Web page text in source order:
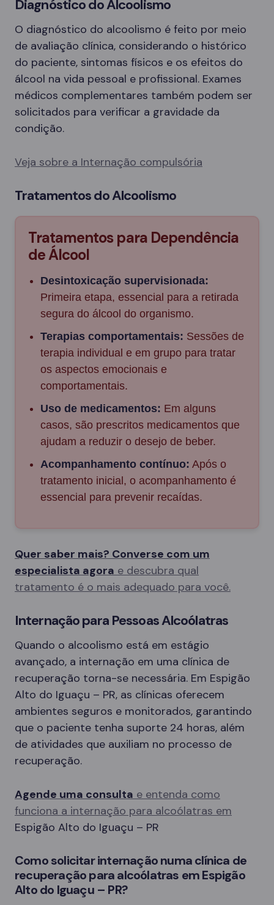
Diagnóstico do Alcoolismo
O diagnóstico do alcoolismo é feito por meio
de avaliação clínica, considerando o histórico
do paciente, sintomas físicos e os efeitos do
álcool na vida pessoal e profissional. Exames
médicos complementares também podem ser
solicitados para verificar a gravidade da
condição.
Veja sobre a Internação compulsória
Tratamentos do Alcoolismo
Tratamentos para Dependência
de Álcool
Desintoxicação supervisionada:
Primeira etapa, essencial para a retirada
segura do álcool do organismo.
Terapias comportamentais: Sessões de
terapia individual e em grupo para tratar
os aspectos emocionais e
comportamentais.
Uso de medicamentos: Em alguns
casos, são prescritos medicamentos que
ajudam a reduzir o desejo de beber.
Acompanhamento contínuo: Após o
tratamento inicial, o acompanhamento é
essencial para prevenir recaídas.
Quer saber mais? Converse com um
especialista agora e descubra qual
tratamento é o mais adequado para você.
Internação para Pessoas Alcoólatras
Quando o alcoolismo está em estágio
avançado, a internação em uma clínica de
recuperação torna-se necessária. Em Espigão
Alto do Iguaçu – PR, as clínicas oferecem
ambientes seguros e monitorados, garantindo
que o paciente tenha suporte 24 horas, além
de atividades que auxiliam no processo de
recuperação.
Agende uma consulta e entenda como
funciona a internação para alcoólatras em
Espigão Alto do Iguaçu – PR
Como solicitar internação numa clínica de
recuperação para alcoólatras em Espigão
Alto do Iguaçu – PR?